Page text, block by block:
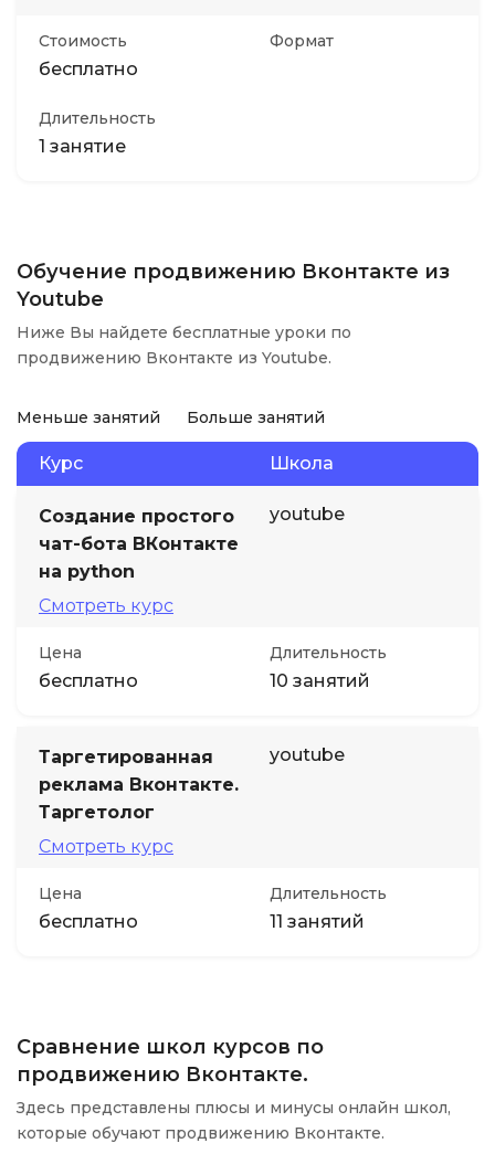
Стоимость
бесплатно
Формат
Длительность
1 занятие
Обучение продвижению Вконтакте из
Youtube
Ниже Вы найдете бесплатные уроки по
продвижению Вконтакте из Youtube.
Меньше занятий Больше занятий
Курс Школа
Создание простого
чат-бота ВКонтакте
на python
Смотреть курс
youtube
Цена
бесплатно
Длительность
10 занятий
Таргетированная
реклама Вконтакте.
Таргетолог
Смотреть курс
youtube
Цена
бесплатно
Длительность
11 занятий
Сравнение школ курсов по
продвижению Вконтакте.
Здесь представлены плюсы и минусы онлайн школ,
которые обучают продвижению Вконтакте.